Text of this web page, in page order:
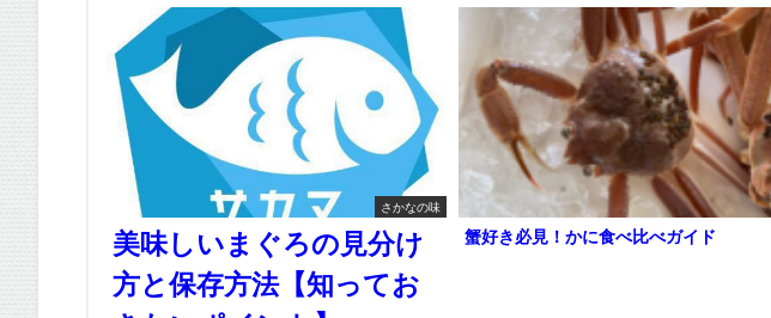
さかなの味
美味しいまぐろの見分け
方と保存方法【知ってお
蟹好き必見！かに食べ比べガイド